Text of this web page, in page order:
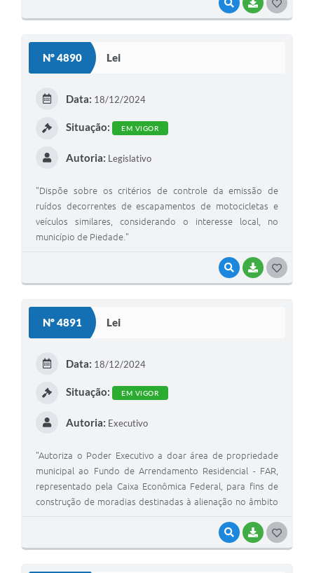
VISUALIZAR
BAIXAR
Nº 4890 Lei
VISUALIZAR
BAIXAR
Data: 18/12/2024
Situação: EM VIGOR
Autoria: Legislativo
"Dispõe sobre os critérios de controle da emissão de
ruídos decorrentes de escapamentos de motocicletas e
veículos similares, considerando o interesse local, no
município de Piedade."
Nº 4891 Lei
VISUALIZAR
BAIXAR
Data: 18/12/2024
Situação: EM VIGOR
Autoria: Executivo
"Autoriza o Poder Executivo a doar área de propriedade
municipal ao Fundo de Arrendamento Residencial - FAR,
representado pela Caixa Econômica Federal, para fins de
construção de moradias destinadas à alienação no âmbito